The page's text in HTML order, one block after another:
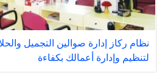
نظام ركاز إدارة صوالين التجميل
لتنظيم وإدارة أعمالك بكفاءة